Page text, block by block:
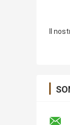
Il